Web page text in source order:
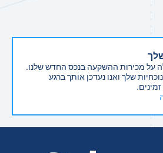
על מכירות ההשקעה בנכס החדש שלנו.
שלך ואנו נעדכן אותך ברגע